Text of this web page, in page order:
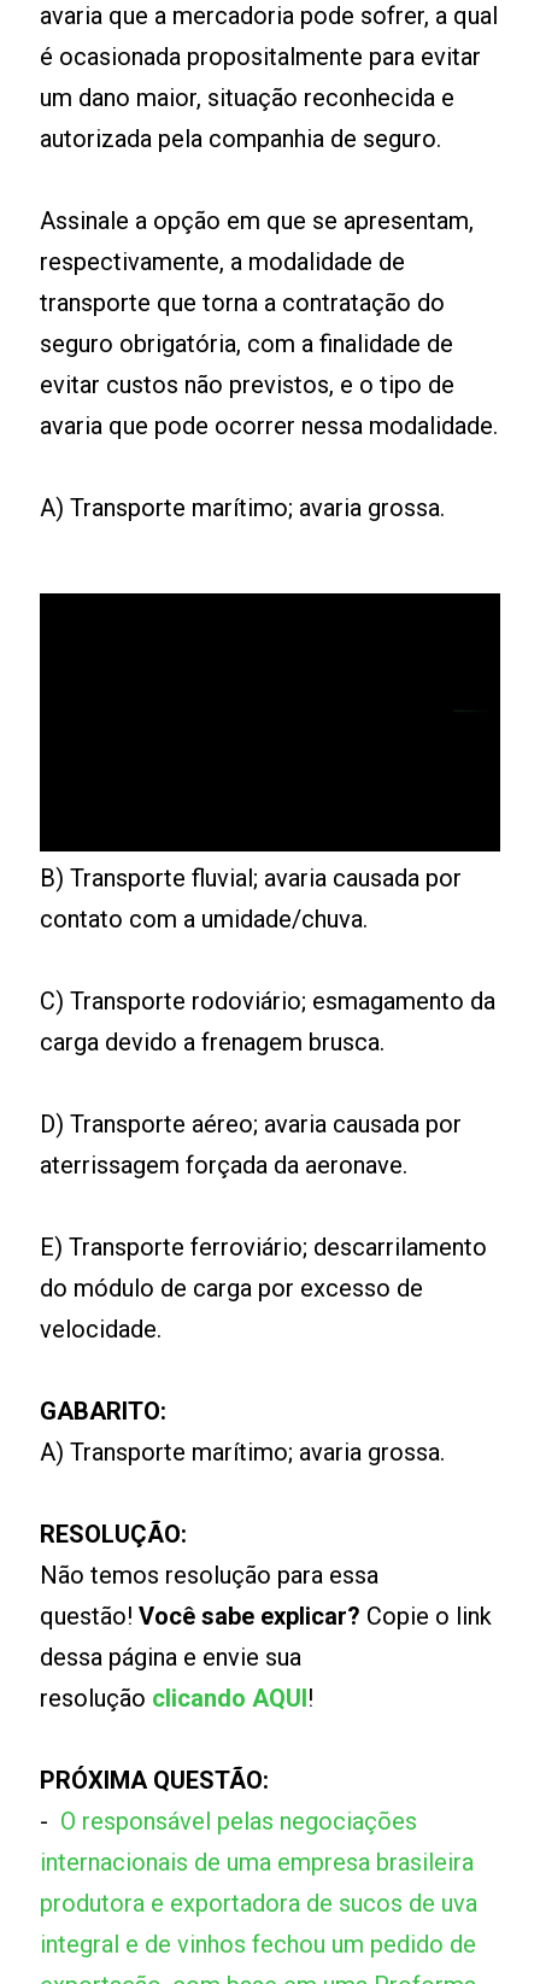
avaria que a mercadoria pode sofrer, a qual
é ocasionada propositalmente para evitar
um dano maior, situação reconhecida e
autorizada pela companhia de seguro.
Assinale a opção em que se apresentam,
respectivamente, a modalidade de
transporte que torna a contratação do
seguro obrigatória, com a finalidade de
evitar custos não previstos, e o tipo de
avaria que pode ocorrer nessa modalidade.
A) Transporte marítimo; avaria grossa.
B) Transporte fluvial; avaria causada por
contato com a umidade/chuva.
C) Transporte rodoviário; esmagamento da
carga devido a frenagem brusca.
D) Transporte aéreo; avaria causada por
aterrissagem forçada da aeronave.
E) Transporte ferroviário; descarrilamento
do módulo de carga por excesso de
velocidade.
GABARITO:
A) Transporte marítimo; avaria grossa.
RESOLUÇÃO:
Não temos resolução para essa
questão!Você sabe explicar? Copie o link
dessa página e envie sua
resolução clicando AQUI!
PRÓXIMA QUESTÃO:
- O responsável pelas negociações
internacionais de uma empresa brasileira
produtora e exportadora de sucos de uva
integral e de vinhos fechou um pedido de